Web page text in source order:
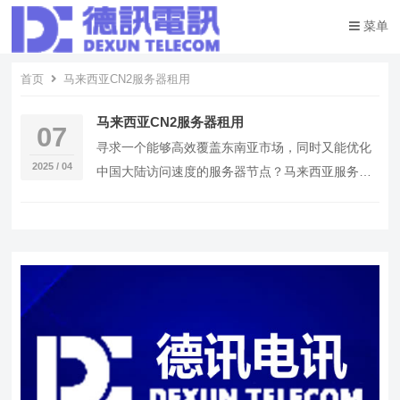
菜单
首页 马来西亚CN2服务器租用
07
2025 / 04
马来西亚CN2服务器租用
寻求一个能够高效覆盖东南亚市场，同时又能优化
中国大陆访问速度的服务器节点？马来西亚服务器